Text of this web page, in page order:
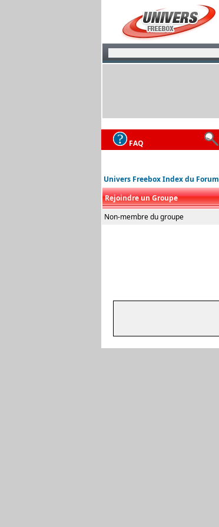
FAQ
Univers Freebox Index du Forum
Rejoindre un Groupe
Non-membre du groupe